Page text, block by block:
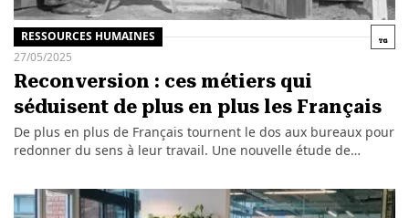
RESSOURCES HUMAINES
27/05/2025
Reconversion : ces métiers qui
séduisent de plus en plus les Français
De plus en plus de Français tournent le dos aux bureaux pour
redonner du sens à leur travail. Une nouvelle étude de…